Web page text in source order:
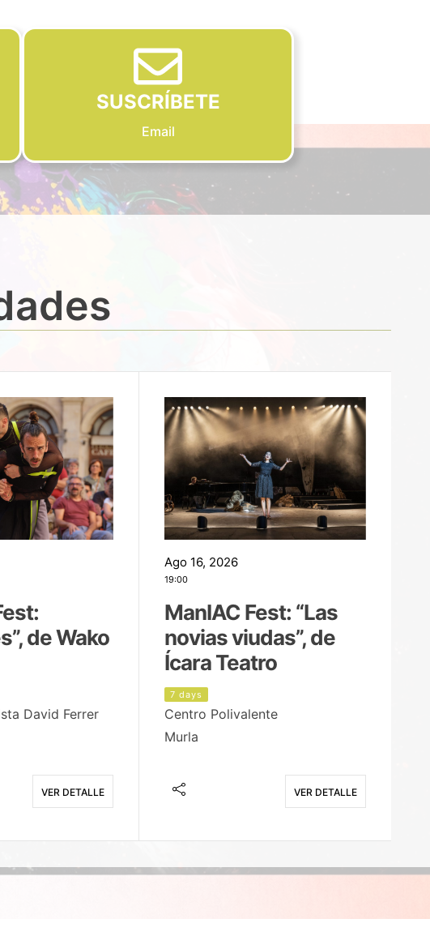
SUSCRÍBETE
Email
de Wako
David Ferrer
VER DETALLE
Ago 16, 2026
19:00
ManIAC Fest: “Las
novias viudas”, de
Ícara Teatro
7 days
Centro Polivalente
Murla
VER DETALLE